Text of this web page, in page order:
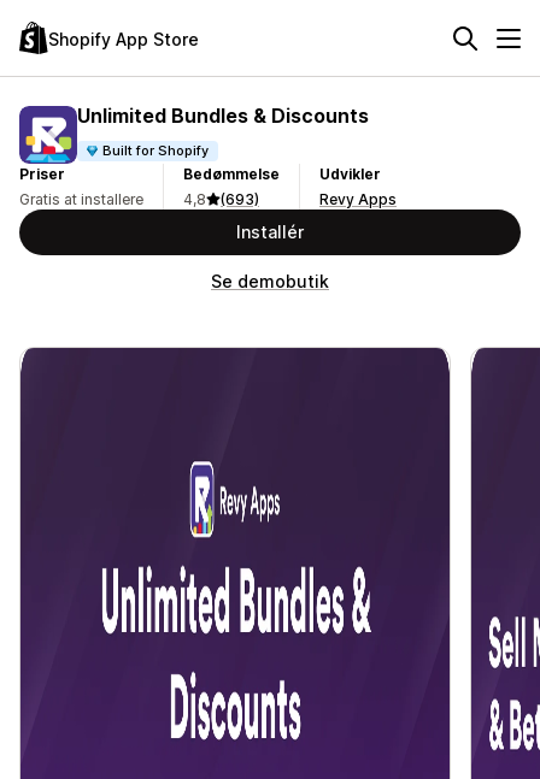
Shopify App Store
Unlimited Bundles & Discounts
Built for Shopify
Priser
Gratis at installere
Bedømmelse
4,8
(693)
Udvikler
Revy Apps
Installér
Se demobutik